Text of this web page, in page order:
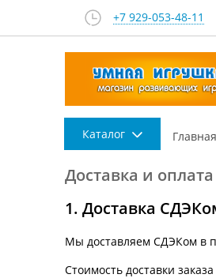
+7 929-053-48-11
Каталог Главная
Доставка и оплата
1. Доставка
Мы доставляем СДЭКом в
Стоимость доставки